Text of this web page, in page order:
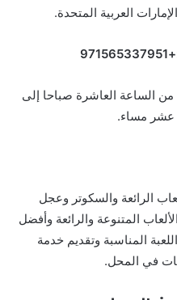
من الساعة العاشرة صباحا إلى
عشر مساء.
الرائعة والسكوتر وعجل
المتنوعة والرائعة وأفضل
المناسبة وتقديم خدمة
في المحل.